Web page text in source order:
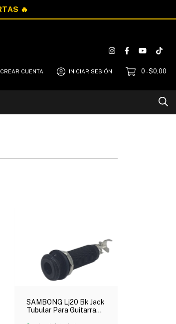
CREAR CUENTA INICIAR SESIÓN 0 -$0,00
SAMBONG Lj20 Bk Jack
Tubular Para Guitarra